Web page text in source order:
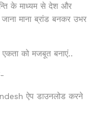
के माध्यम से देश और
माना ब्रांड बनकर उभर
को मजबूत बनाएं..
ऐप डाउनलोड करने